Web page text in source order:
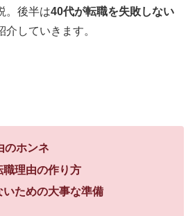
。後半は40代が転職を失敗しない
介していきます。
のホンネ
理由の作り方
ための大事な準備